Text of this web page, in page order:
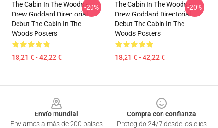
The Cabin In The Woods -
Drew Goddard Directorial
Debut The Cabin In The
Woods Posters
18,21 € - 42,22 €
-20%
The Cabin In The Woods -
Drew Goddard Directorial
Debut The Cabin In The
Woods Posters
18,21 € - 42,22 €
-20%
Envío mundial
Enviamos a más de 200 países
Compra con confianza
Protegido 24/7 desde los clics